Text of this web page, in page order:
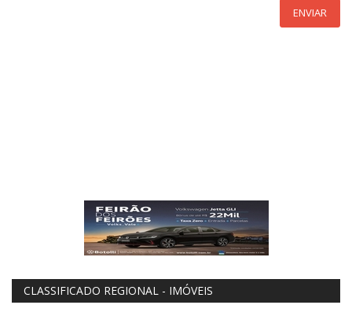
ENVIAR
CLASSIFICADO REGIONAL - IMÓVEIS